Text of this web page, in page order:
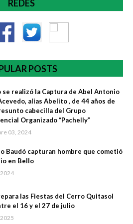
REDES
POSTS
se realizó la Captura de Abel Antonio
alias Abelito , de 44 años de
cabecilla del Grupo
Organizado “Pachelly”
03, 2024
Baudó capturan hombre que cometió
en Bello
las Fiestas del Cerro Quitasol
el 16 y el 27 de julio